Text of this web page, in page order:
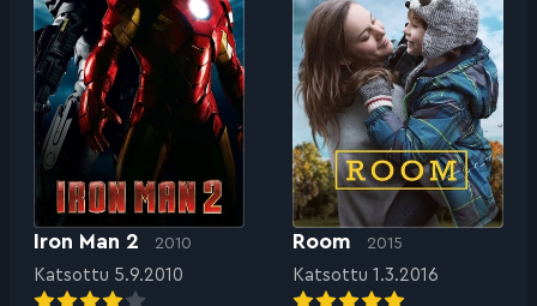
Iron Man 2 2010
Katsottu 5.9.2010
Room 2015
Katsottu 1.3.2016